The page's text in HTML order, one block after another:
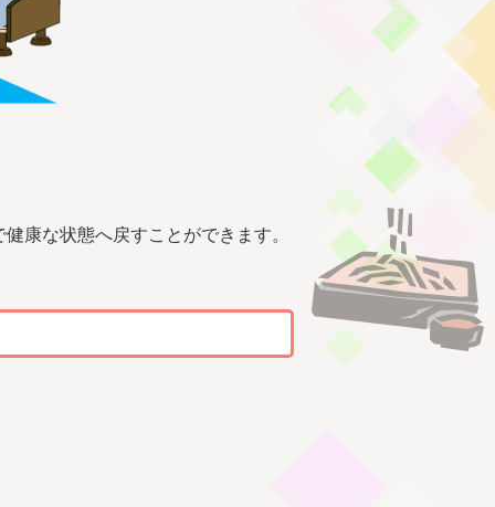
康な状態へ戻すことができます。